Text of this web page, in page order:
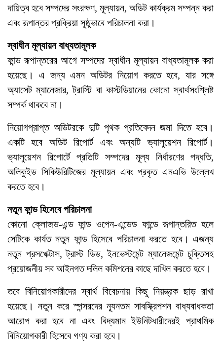
দায়িত্ব হবে সম্পদের সংরক্ষণ, মূল্যায়ন, অডিট কার্যক্রম সম্পন্ন করা
এবং রূপান্তর প্রক্রিয়া সুষ্ঠুভাবে পরিচালনা করা।
স্বাধীন মূল্যায়ন বাধ্যতামূলক
ফান্ড রূপান্তরের আগে সম্পদের স্বাধীন মূল্যায়ন বাধ্যতামূলক করা
হয়েছে। এ জন্য এমন অডিটর নিয়োগ করতে হবে, যার সঙ্গে
অ্যাসেট ম্যানেজার, ট্রাস্টি বা কাস্টডিয়ানের কোনো স্বার্থসংশ্লিষ্ট
সম্পর্ক থাকবে না।
নিয়োগপ্রাপ্ত অডিটরকে দুটি পৃথক প্রতিবেদন জমা দিতে হবে।
একটি হবে অডিট রিপোর্ট এবং অন্যটি ভ্যালুয়েশন রিপোর্ট।
ভ্যালুয়েশন রিপোর্টে প্রতিটি সম্পদের মূল্য নির্ধারণের পদ্ধতি,
অলিকুইড সিকিউরিটিজের মূল্যায়ন এবং প্রকৃত এনএভি উল্লেখ
করতে হবে।
নতুন ফান্ড হিসেবে পরিচালনা
কোনো ক্লোজড-এন্ড ফান্ড ওপেন-এন্ডেড ফান্ডে রূপান্তরিত হলে
সেটিকে কার্যত নতুন ফান্ড হিসেবে পরিচালনা করতে হবে। এজন্য
নতুন প্রসপেক্টাস, ট্রাস্ট ডিড, ইনভেস্টমেন্ট ম্যানেজমেন্ট চুক্তিসহ
প্রয়োজনীয় সব আইনগত দলিল কমিশনের কাছে দাখিল করতে হবে।
তবে বিনিয়োগকারীদের স্বার্থ বিবেচনায় কিছু নিয়ন্ত্রক ছাড় রাখা
হয়েছে। নতুন করে স্পন্সরদের ন্যূনতম সাবস্ক্রিপশন বাধ্যবাধকতা
আরোপ করা হবে না এবং বিদ্যমান ইউনিটধারীদেরই প্রাথমিক
বিনিয়োগকারী হিসেবে গণ্য করা হবে।